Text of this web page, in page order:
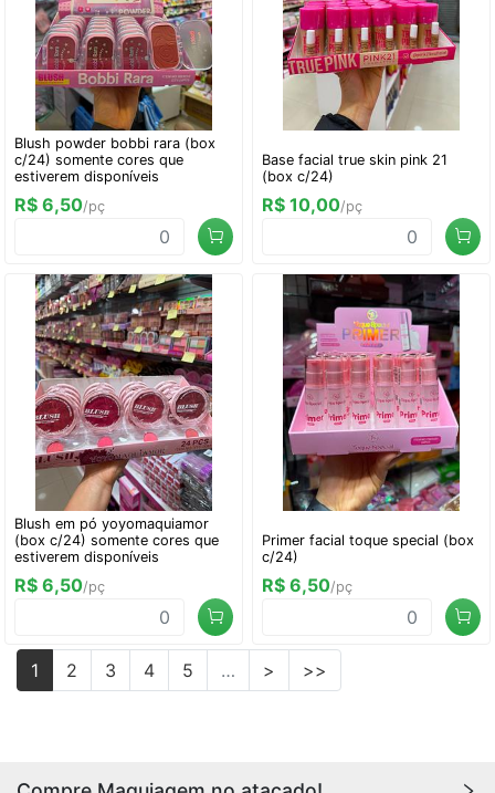
Blush powder bobbi rara (box
c/24) somente cores que
estiverem disponíveis
R$ 6,50/pç
Base facial true skin pink 21
(box c/24)
R$ 10,00/pç
Blush em pó yoyomaquiamor
(box c/24) somente cores que
estiverem disponíveis
R$ 6,50/pç
Primer facial toque special (box
c/24)
R$ 6,50/pç
1 2 3 4 5 … > >>